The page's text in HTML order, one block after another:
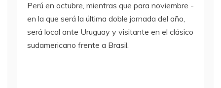
Perú en octubre, mientras que para noviembre -
en la que será la última doble jornada del año,
será local ante Uruguay y visitante en el clásico
sudamericano frente a Brasil.